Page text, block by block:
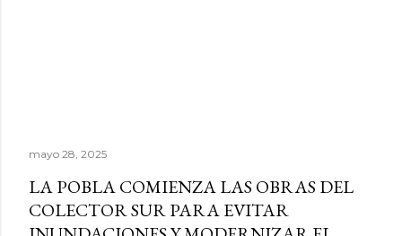
mayo 28, 2025
LA POBLA COMIENZA LAS OBRAS DEL
COLECTOR SUR PARA EVITAR